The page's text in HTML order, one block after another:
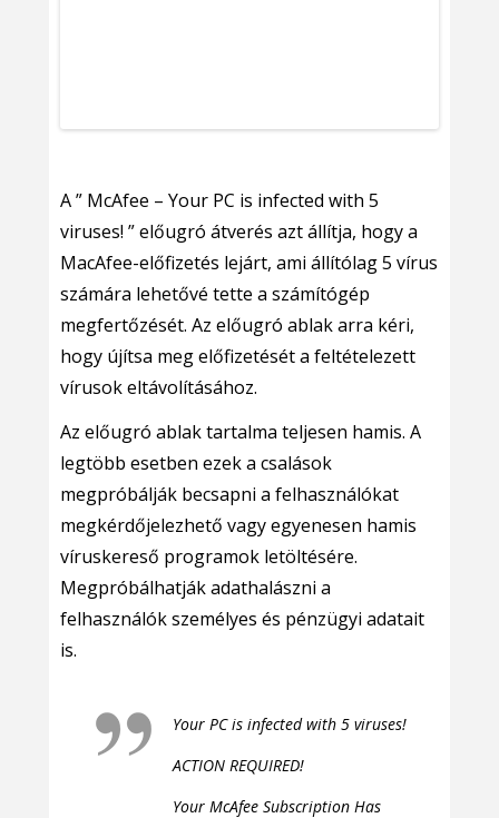
A ” McAfee – Your PC is infected with 5
viruses! ” előugró átverés azt állítja, hogy a
MacAfee-előfizetés lejárt, ami állítólag 5 vírus
számára lehetővé tette a számítógép
megfertőzését. Az előugró ablak arra kéri,
hogy újítsa meg előfizetését a feltételezett
vírusok eltávolításához.
Az előugró ablak tartalma teljesen hamis. A
legtöbb esetben ezek a csalások
megpróbálják becsapni a felhasználókat
megkérdőjelezhető vagy egyenesen hamis
víruskereső programok letöltésére.
Megpróbálhatják adathalászni a
felhasználók személyes és pénzügyi adatait
is.
Your PC is infected with 5 viruses!
ACTION REQUIRED!
Your McAfee Subscription Has